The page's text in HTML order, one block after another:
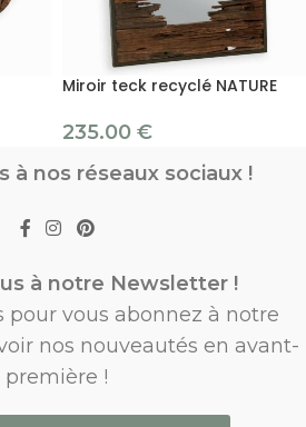
Miroir teck recyclé NATURE
235.00 €
à nos réseaux sociaux !
à notre Newsletter !
pour vous abonnez à notre
nos nouveautés en avant-
première !